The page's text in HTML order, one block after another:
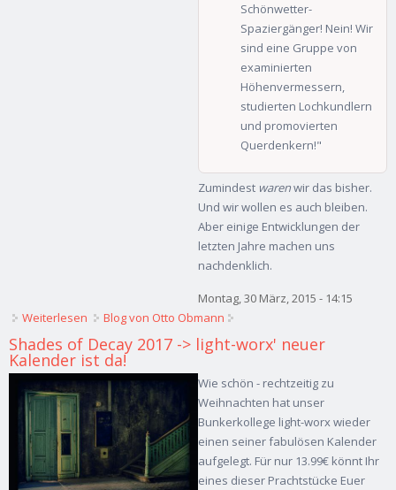
Schönwetter-
Spaziergänger! Nein! Wir
sind eine Gruppe von
examinierten
Höhenvermessern,
studierten Lochkundlern
und promovierten
Querdenkern!"
Zumindest warenwir das bisher.
Und wir wollen es auch bleiben.
Aber einige Entwicklungen der
letzten Jahre machen uns
nachdenklich.
Montag, 30 März, 2015 - 14:15
Weiterlesen über Quo Vadis, LP-Caching?
Blog von Otto Obmann
Shades of Decay 2017 -> light-worx' neuer
Kalender ist da!
Wie schön - rechtzeitig zu
Weihnachten hat unser
Bunkerkollege light-worx wieder
einen seiner fabulösen Kalender
aufgelegt. Für nur 13.99€ könnt Ihr
eines dieser Prachtstücke Euer